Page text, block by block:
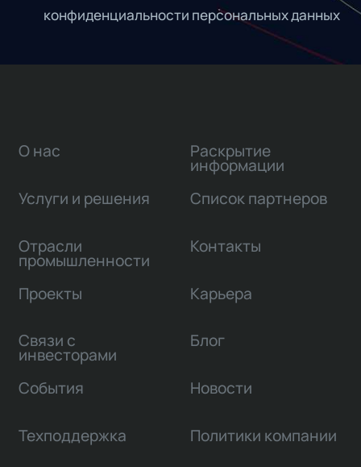
конфиденциальности персональных данных
О нас
Услуги и решения
Отрасли
промышленности
Проекты
Связи с
инвесторами
Раскрытие
информации
Список партнеров
Контакты
Карьера
Блог
События Новости
Техподдержка Политики компании